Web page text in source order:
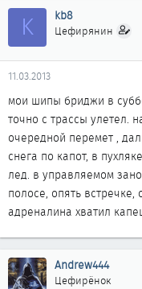
K kb8
Цефирянин
11.03.2013
мои шипы бриджи в
точно с трассы улетел.
очередной перемет ,
снега по капот, в
лед. в управляемом
полосе, опять
адреналина хватил
Andrew444
Цефирёнок